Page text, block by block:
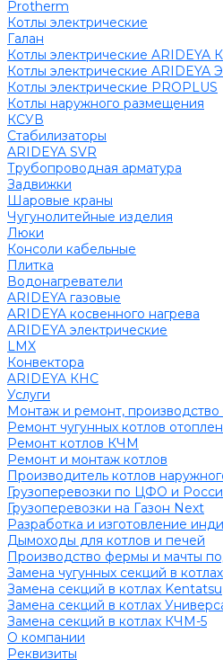
Protherm
Котлы электрические
Галан
Котлы электрические ARIDEYA
Котлы электрические ARIDEYA
Котлы электрические PROPLUS
Котлы наружного размещения
КСУВ
Стабилизаторы
ARIDEYA SVR
Трубопроводная арматура
Задвижки
Шаровые краны
Чугунолитейные изделия
Люки
Консоли кабельные
Плитка
Водонагреватели
ARIDEYA газовые
ARIDEYA косвенного нагрева
ARIDEYA электрические
LMX
Конвектора
ARIDEYA КНС
Услуги
Монтаж и ремонт, производство
Ремонт чугунных котлов
Ремонт котлов КЧМ
Ремонт и монтаж котлов
Производитель котлов
Грузоперевозки по ЦФО и
Грузоперевозки на Газон Next
Разработка и изготовление
Дымоходы для котлов и печей
Производство фермы и мачты
Замена чугунных секций в котлах
Замена секций в котлах Kentatsu
Замена секций в котлах
Замена секций в котлах КЧМ-5
О компании
Реквизиты